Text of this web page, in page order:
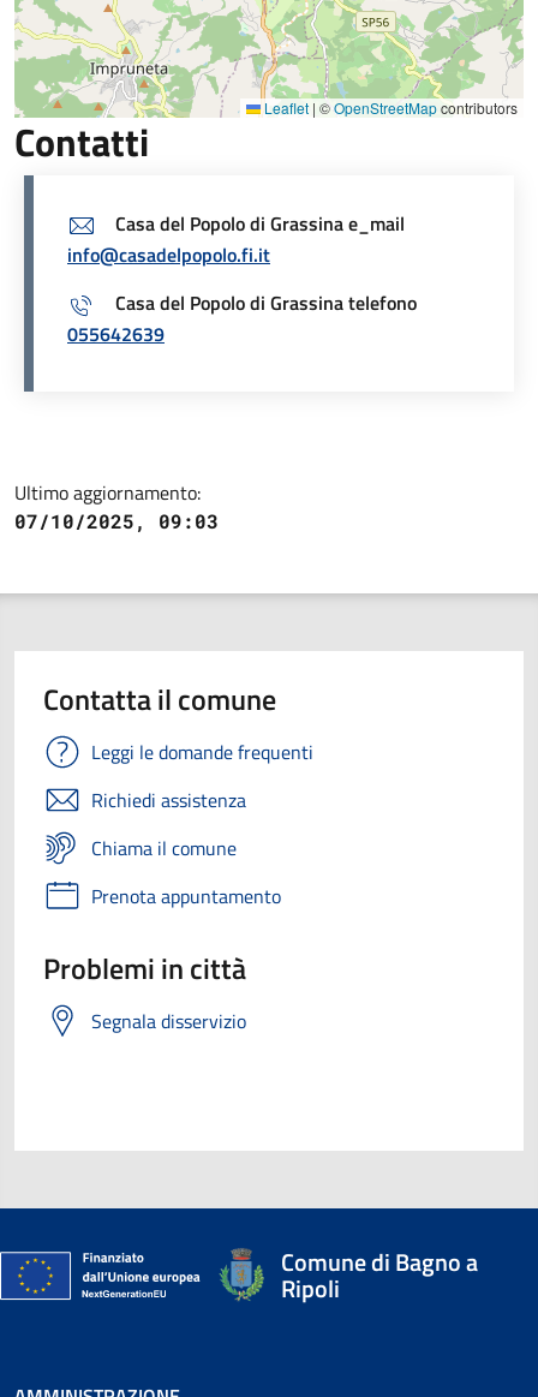
Leaflet | ©OpenStreetMapcontributors
Contatti
Casa del Popolo di Grassina e_mail
info@casadelpopolo.fi.it
Casa del Popolo di Grassina telefono
055642639
Ultimo aggiornamento:
07/10/2025, 09:03
Contatta il comune
Leggi le domande frequenti
Richiedi assistenza
Chiama il comune
Prenota appuntamento
Problemi in città
Segnala disservizio
Comune di Bagno a
Ripoli